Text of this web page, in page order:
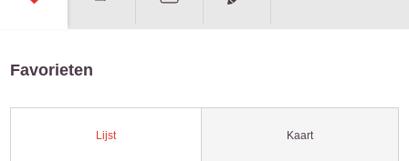
Favorieten
Lijst Kaart